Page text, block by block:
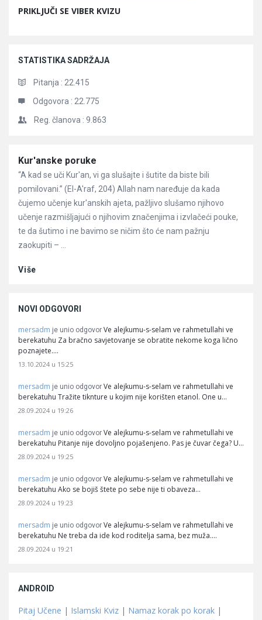
PRIKLJUČI SE VIBER KVIZU
STATISTIKA SADRŽAJA
Pitanja : 22.415
Odgovora : 22.775
Reg. članova : 9.863
Članci
Kur'anske poruke
“A kad se uči Kur'an, vi ga slušajte i šutite da biste bili
pomilovani.” (El-A'raf, 204) Allah nam naređuje da kada
čujemo učenje kur'anskih ajeta, pažljivo slušamo njihovo
učenje razmišljajući o njihovim značenjima i izvlačeći pouke,
te da šutimo i ne bavimo se ničim što će nam pažnju
zaokupiti – ...
Više
NOVI ODGOVORI
mersadm je unio odgovor Ve alejkumu-s-selam ve rahmetullahi ve
berekatuhu Za bračno savjetovanje se obratite nekome koga lično
poznajete.…
13.10.2024 u 15:25
mersadm je unio odgovor Ve alejkumu-s-selam ve rahmetullahi ve
berekatuhu Tražite tiknture u kojim nije korišten etanol. One u…
28.09.2024 u 19:26
mersadm je unio odgovor Ve alejkumu-s-selam ve rahmetullahi ve
berekatuhu Pitanje nije dovoljno pojašenjeno. Pas je čuvar čega? U…
28.09.2024 u 19:25
mersadm je unio odgovor Ve alejkumu-s-selam ve rahmetullahi ve
berekatuhu Ako se bojiš štete po sebe nije ti obaveza…
28.09.2024 u 19:23
mersadm je unio odgovor Ve alejkumu-s-selam ve rahmetullahi ve
berekatuhu Ne treba da ide kod roditelja sama, bez muža.…
28.09.2024 u 19:21
ANDROID
Pitaj Učene | Islamski Kviz | Namaz korak po korak |